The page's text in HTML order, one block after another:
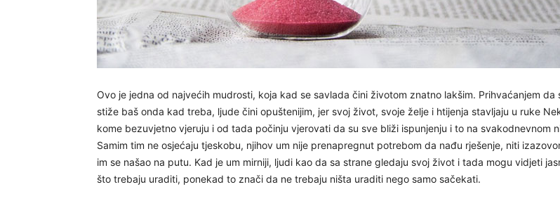
Ovo je jedna od najvećih mudrosti, koja kad se savlada čini životom znatno lakšim. Prihvaćanjem da
stiže baš onda kad treba, ljude čini opuštenijim, jer svoj život, svoje želje i htijenja stavljaju u ruke
kome bezuvjetno vjeruju i od tada počinju vjerovati da su sve bliži ispunjenju i to na svakodnevnom
Samim tim ne osjećaju tjeskobu, njihov um nije prenapregnut potrebom da nađu rješenje, niti
im se našao na putu. Kad je um mirniji, ljudi kao da sa strane gledaju svoj život i tada mogu vidjeti
što trebaju uraditi, ponekad to znači da ne trebaju ništa uraditi nego samo sačekati.